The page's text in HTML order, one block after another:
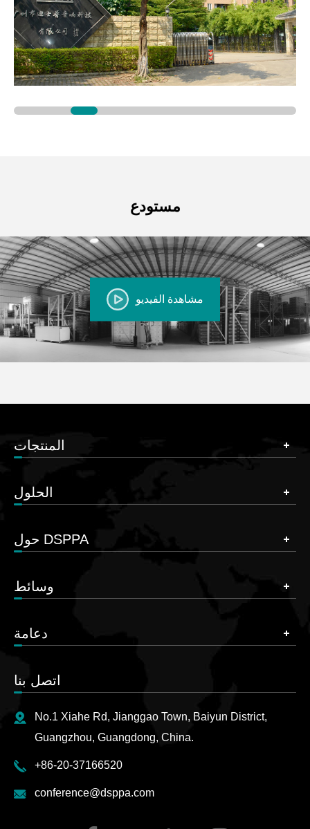
مستودع
مشاهدة الفيديو
المنتجات
الحلول
حول DSPPA
وسائط
دعامة
اتصل بنا
No.1 Xiahe Rd, Jianggao Town, Baiyun District,
Guangzhou, Guangdong, China.
+86-20-37166520
conference@dsppa.com